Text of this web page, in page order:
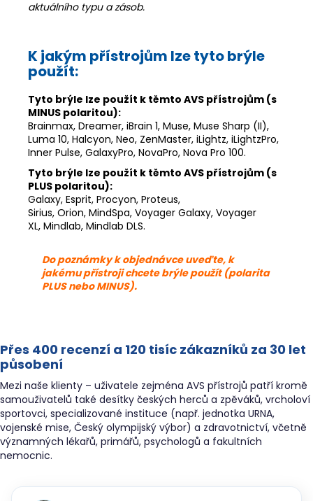
aktuálního typu a zásob.
K jakým přístrojům lze tyto brýle
použít:
Tyto brýle lze použít k těmto AVS přístrojům (s
MINUS polaritou):
Brainmax, Dreamer, iBrain 1, Muse, Muse Sharp (II),
Luma 10, Halcyon, Neo, ZenMaster, iLightz, iLightzPro,
Inner Pulse, GalaxyPro, NovaPro, Nova Pro 100.
Tyto brýle lze použít k těmto AVS přístrojům (s
PLUS polaritou):
Galaxy, Esprit, Procyon, Proteus,
Sirius, Orion, MindSpa, Voyager Galaxy, Voyager
XL, Mindlab, Mindlab DLS.
Do poznámky k objednávce uveďte, k
jakému přístroji chcete brýle použít (polarita
PLUS nebo MINUS).
Přes 400 recenzí a 120 tisíc zákazníků za 30 let
působení
Mezi naše klienty – uživatele zejména AVS přístrojů patří kromě
samouživatelů také desítky českých herců a zpěváků, vrcholoví
sportovci, specializované instituce (např. jednotka URNA,
vojenské mise, Český olympijský výbor) a zdravotnictví, včetně
významných lékařů, primářů, psychologů a fakultních
nemocnic.